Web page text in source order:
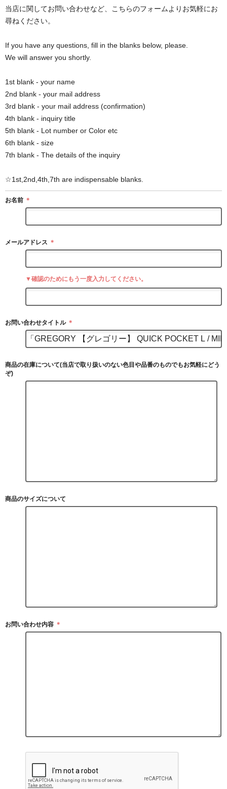
当店に関してお問い合わせなど、こちらのフォームよりお気軽にお
尋ねください。
If you have any questions, fill in the blanks below, please.
We will answer you shortly.
1st blank - your name
2nd blank - your mail address
3rd blank - your mail address (confirmation)
4th blank - inquiry title
5th blank - Lot number or Color etc
6th blank - size
7th blank - The details of the inquiry
☆1st,2nd,4th,7th are indispensable blanks.
お名前 ＊
メールアドレス ＊
▼確認のためにもう一度入力してください。
お問い合わせタイトル ＊
商品の在庫について(当店で取り扱いのない色目や品番のものでもお気軽にどう
ぞ)
商品のサイズについて
お問い合わせ内容 ＊